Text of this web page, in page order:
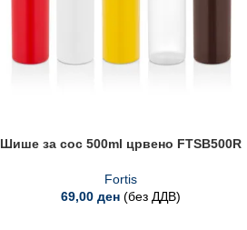
Шише за сос 500ml црвено FTSB500R
Fortis
69,00ден (без ДДВ)